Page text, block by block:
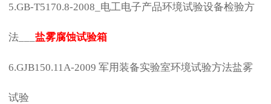
5.GB-T5170.8-2008_电工电子产品环境试验设备检验方
法___ 盐雾腐蚀试验箱
6.GJB150.11A-2009 军用装备实验室环境试验方法盐雾
试验